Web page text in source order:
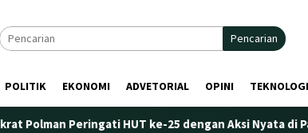
Pencarian
POLITIK EKONOMI ADVETORIAL OPINI TEKNOLOGI
Peringati HUT ke-25 dengan Aksi Nyata di Pantai